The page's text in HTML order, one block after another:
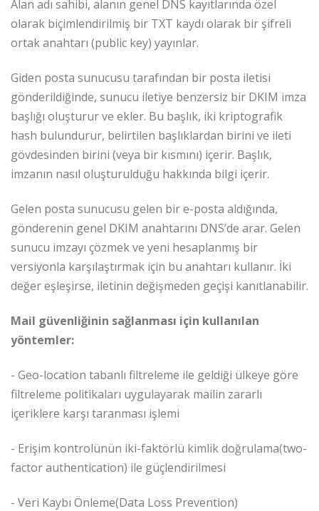
Alan adı sahibi, alanın genel DNS kayıtlarında özel
olarak biçimlendirilmiş bir TXT kaydı olarak bir şifreli
ortak anahtarı (public key) yayınlar.
Giden posta sunucusu tarafından bir posta iletisi
gönderildiğinde, sunucu iletiye benzersiz bir DKIM imza
başlığı oluşturur ve ekler. Bu başlık, iki kriptografik
hash bulundurur, belirtilen başlıklardan birini ve ileti
gövdesinden birini (veya bir kısmını) içerir. Başlık,
imzanın nasıl oluşturulduğu hakkında bilgi içerir.
Gelen posta sunucusu gelen bir e-posta aldığında,
gönderenin genel DKIM anahtarını DNS’de arar. Gelen
sunucu imzayı çözmek ve yeni hesaplanmış bir
versiyonla karşılaştırmak için bu anahtarı kullanır. İki
değer eşleşirse, iletinin değişmeden geçişi kanıtlanabilir.
Mail güvenliğinin sağlanması için kullanılan
yöntemler:
- Geo-location tabanlı filtreleme ile geldiği ülkeye göre
filtreleme politikaları uygulayarak mailin zararlı
içeriklere karşı taranması işlemi
- Erişim kontrolünün iki-faktörlü kimlik doğrulama(two-
factor authentication) ile güçlendirilmesi
- Veri Kaybı Önleme(Data Loss Prevention)